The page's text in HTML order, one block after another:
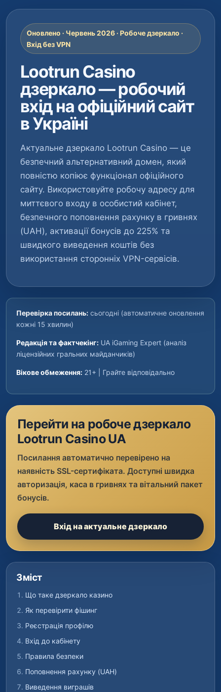
Оновлено · Червень 2026 · Робоче дзеркало ·
Вхід без VPN
Lootrun Casino
дзеркало — робочий
вхід на офіційний сайт
в Україні
Актуальне дзеркало Lootrun Casino — це
безпечний альтернативний домен, який
повністю копіює функціонал офіційного
сайту. Використовуйте робочу адресу для
миттєвого входу в особистий кабінет,
безпечного поповнення рахунку в гривнях
(UAH), активації бонусів до 225% та
швидкого виведення коштів без
використання сторонніх VPN-сервісів.
Перевірка посилань: сьогодні (автоматичне оновлення
кожні 15 хвилин)
Редакція та фактчекінг: UA iGaming Expert (аналіз
ліцензійних гральних майданчиків)
Вікове обмеження: 21+ | Грайте відповідально
Перейти на робоче дзеркало
Lootrun Casino UA
Посилання автоматично перевірено на
наявність SSL-сертифіката. Доступні швидка
авторизація, каса в гривнях та вітальний пакет
бонусів.
Вхід на актуальне дзеркало
Зміст
Що таке дзеркало казино
Як перевірити фішинг
Реєстрація профілю
Вхід до кабінету
Правила безпеки
Поповнення рахунку (UAH)
Виведення виграшів